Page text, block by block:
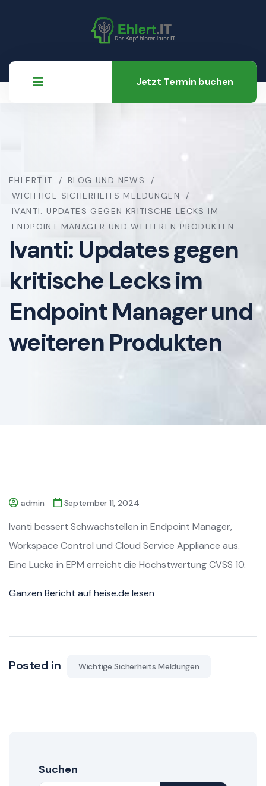
Jetzt Termin buchen
EHLERT.IT
BLOG UND NEWS
WICHTIGE SICHERHEITS MELDUNGEN
IVANTI: UPDATES GEGEN KRITISCHE LECKS IM
ENDPOINT MANAGER UND WEITEREN PRODUKTEN
Ivanti: Updates gegen
kritische Lecks im
Endpoint Manager und
weiteren Produkten
admin September 11, 2024
Ivanti bessert Schwachstellen in Endpoint Manager,
Workspace Control und Cloud Service Appliance aus.
Eine Lücke in EPM erreicht die Höchstwertung CVSS 10.
Ganzen Bericht auf heise.de lesen
Posted in Wichtige Sicherheits Meldungen
Suchen